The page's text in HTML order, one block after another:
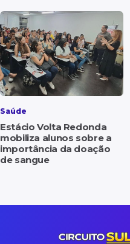
Saúde
Estácio Volta Redonda
mobiliza alunos sobre a
importância da doação
de sangue